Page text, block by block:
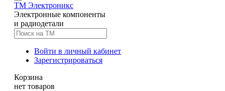
TM Электроникс
Электронные компоненты
и радиодетали
Войти в личный кабинет
Зарегистрироваться
Корзина
нет товаров